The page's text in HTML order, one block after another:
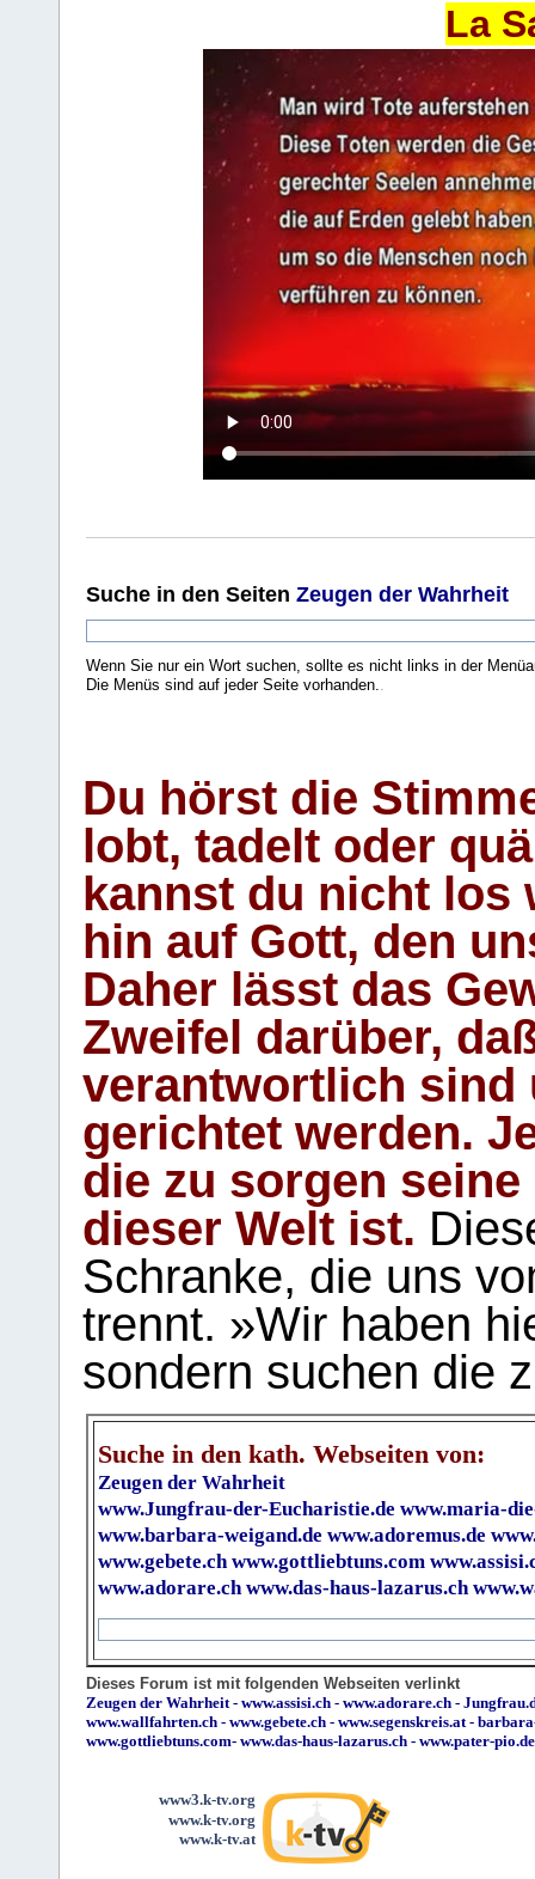
La
Suche in den Seiten Zeugen der Wahrheit
Wenn Sie nur ein Wort suchen, sollte es nicht links in der
Die Menüs sind auf jeder Seite vorhanden..
Du hörst die
lobt, tadelt oder
kannst du nicht los
hin auf Gott, den
Daher lässt das
Zweifel darüber,
verantwortlich sind
gerichtet werden.
die zu sorgen
dieser Welt ist.
Schranke, die uns
trennt. »Wir haben
sondern suchen die
Suche in den kath. Webseiten von:
Zeugen der Wahrheit
www.Jungfrau-der-Eucharistie.de www.maria-
www.barbara-weigand.de www.adoremus.de
www.gebete.ch www.gottliebtuns.com
www.adorare.ch www.das-haus-lazarus.ch
Dieses Forum ist mit folgenden Webseiten verlinkt
Zeugen der Wahrheit- www.assisi.ch - www.adorare.ch -
www.wallfahrten.ch - www.gebete.ch - www.segenskreis.at-
www.gottliebtuns.com- www.das-haus-lazarus.ch - www.pater-pio.de
www3.k-tv.org
www.k-tv.org
www.k-tv.at